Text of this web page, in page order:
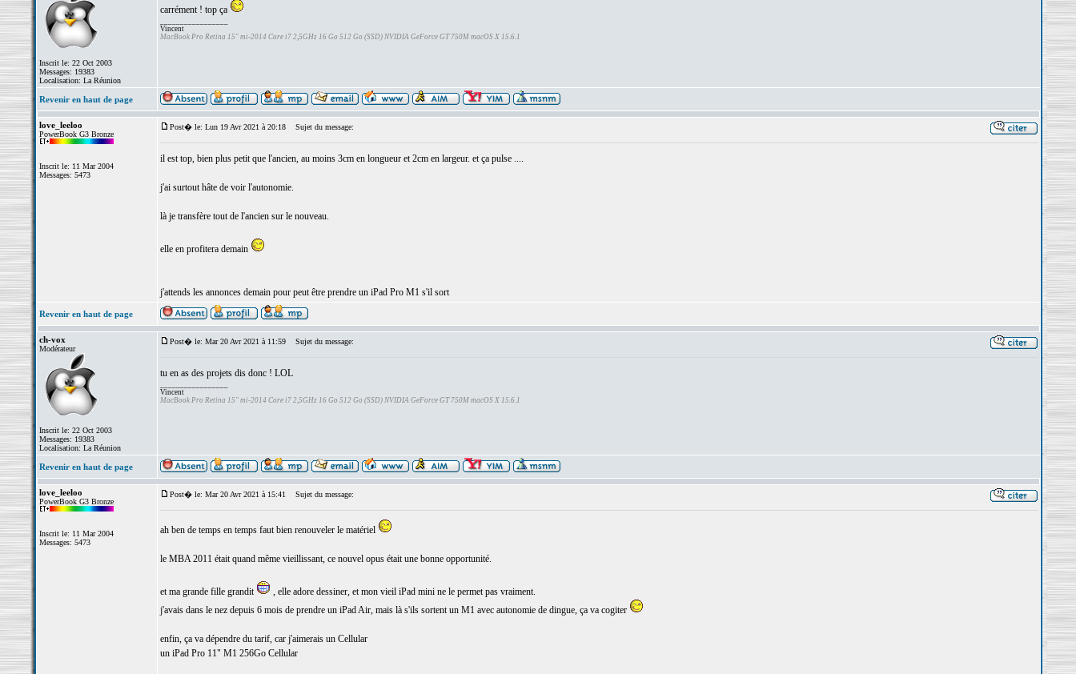
Inscrit le: 22 Oct 2003
Messages: 19383
Localisation: La Réunion
carrément ! top ça
Vincent
MacBook Pro Retina 15" mi-2014 Core i7 2,5GHz 16 Go 512 Go (SSD) NVIDIA GeForce GT 750M macOS X 15.6.1
Revenir en haut de page
love_leeloo
PowerBook G3 Bronze
Inscrit le: 11 Mar 2004
Messages: 5473
Post� le: Lun 19 Avr 2021 à 20:18 Sujet du message:
il est top, bien plus petit que l'ancien, au moins 3cm en longueur et 2cm en largeur. et ça pulse ....
j'ai surtout hâte de voir l'autonomie.
là je transfère tout de l'ancien sur le nouveau.
elle en profitera demain
j'attends les annonces demain pour peut être prendre un iPad Pro M1 s'il sort
Revenir en haut de page
ch-vox
Modérateur
Inscrit le: 22 Oct 2003
Messages: 19383
Localisation: La Réunion
Post� le: Mar 20 Avr 2021 à 11:59 Sujet du message:
tu en as des projets dis donc ! LOL
Vincent
MacBook Pro Retina 15" mi-2014 Core i7 2,5GHz 16 Go 512 Go (SSD) NVIDIA GeForce GT 750M macOS X 15.6.1
Revenir en haut de page
love_leeloo
PowerBook G3 Bronze
Inscrit le: 11 Mar 2004
Messages: 5473
Post� le: Mar 20 Avr 2021 à 15:41 Sujet du message:
ah ben de temps en temps faut bien renouveler le matériel
le MBA 2011 était quand même vieillissant, ce nouvel opus était une bonne opportunité.
et ma grande fille grandit
, elle adore dessiner, et mon vieil iPad mini ne le permet pas vraiment.
j'avais dans le nez depuis 6 mois de prendre un iPad Air, mais là s'ils sortent un M1 avec autonomie de dingue, ça va cogiter
enfin, ça va dépendre du tarif, car j'aimerais un Cellular
un iPad Pro 11" M1 256Go Cellular